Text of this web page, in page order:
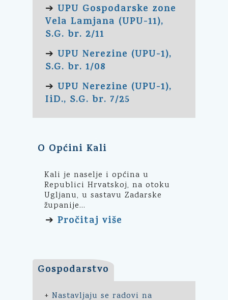
➔ UPU Gospodarske zone
Vela Lamjana (UPU-11),
S.G. br. 2/11
➔ UPU Nerezine (UPU-1),
S.G. br. 1/08
➔ UPU Nerezine (UPU-1),
IiD., S.G. br. 7/25
O Općini Kali
Kali je naselje i općina u
Republici Hrvatskoj, na otoku
Ugljanu, u sastavu Zadarske
županije...
➔ Pročitaj više
Gospodarstvo
+ Nastavljaju se radovi na